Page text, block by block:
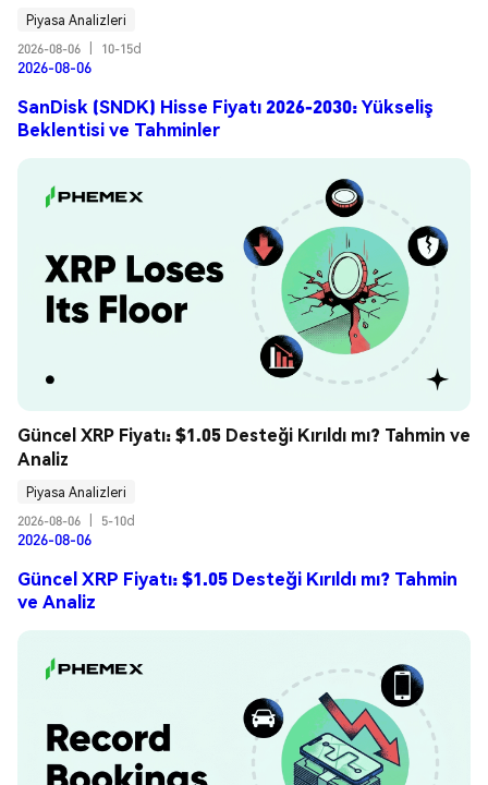
Piyasa Analizleri
2026-08-06
10-15d
2026-08-06
SanDisk (SNDK) Hisse Fiyatı 2026-2030: Yükseliş
Beklentisi ve Tahminler
Güncel XRP Fiyatı: $1.05 Desteği Kırıldı mı? Tahmin ve
Analiz
Piyasa Analizleri
2026-08-06
5-10d
2026-08-06
Güncel XRP Fiyatı: $1.05 Desteği Kırıldı mı? Tahmin
ve Analiz